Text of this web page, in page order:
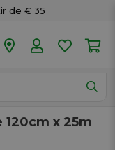
de € 35
120cm x 25m